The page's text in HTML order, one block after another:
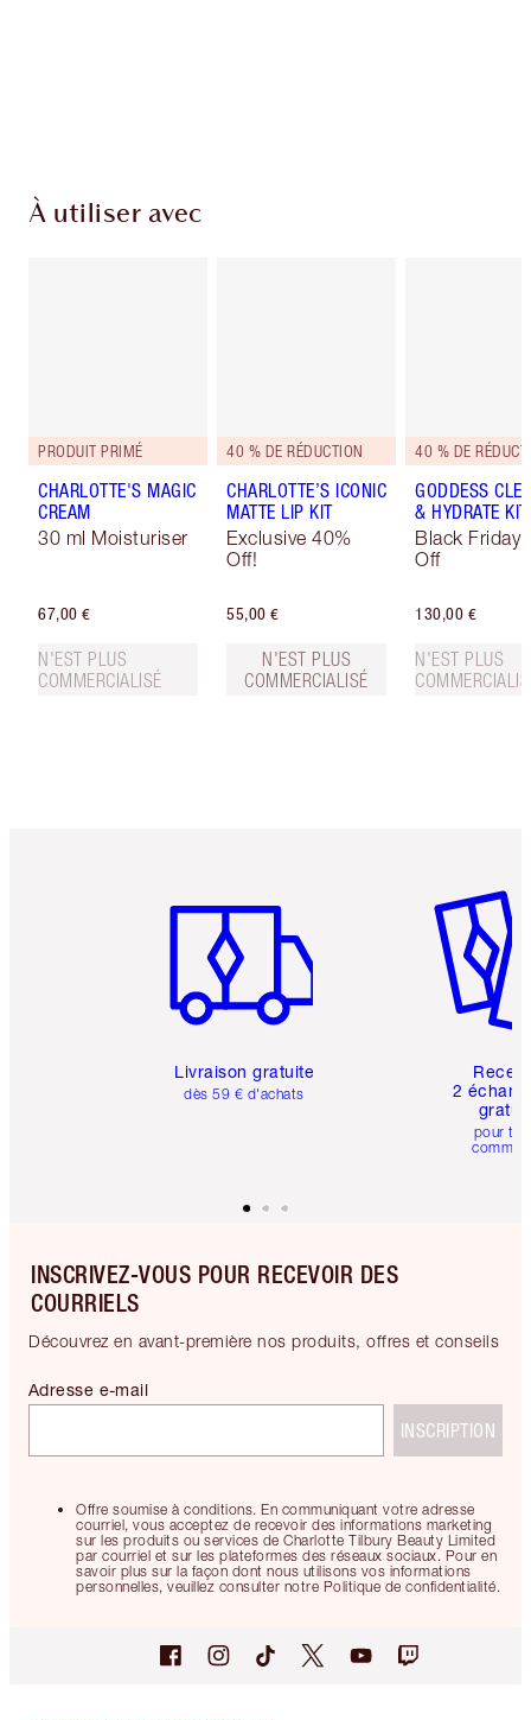
À utiliser avec
PRODUIT PRIMÉ
CHARLOTTE'S MAGIC
CREAM
30 ml Moisturiser
67,00 €
N'EST PLUS
COMMERCIALISÉ
40 % DE RÉDUCTION
CHARLOTTE’S ICONIC
MATTE LIP KIT
Exclusive 40%
Off!
55,00 €
N'EST PLUS
COMMERCIALISÉ
40 % DE
GODDESS
& HYDRATE KIT
Black Friday
Off
130,00 €
N'EST PLUS
Livraison gratuite
dès 59 € d'achats
2
pour
INSCRIVEZ-VOUS POUR RECEVOIR DES
COURRIELS
Découvrez en avant-première nos produits, offres et conseils
Offre soumise à conditions. En communiquant votre adresse
courriel, vous acceptez de recevoir des informations marketing
sur les produits ou services de Charlotte Tilbury Beauty Limited
par courriel et sur les plateformes des réseaux sociaux. Pour en
savoir plus sur la façon dont nous utilisons vos informations
personnelles, veuillez consulter notre Politique de confidentialité.
Adresse e-mail
INSCRIPTION